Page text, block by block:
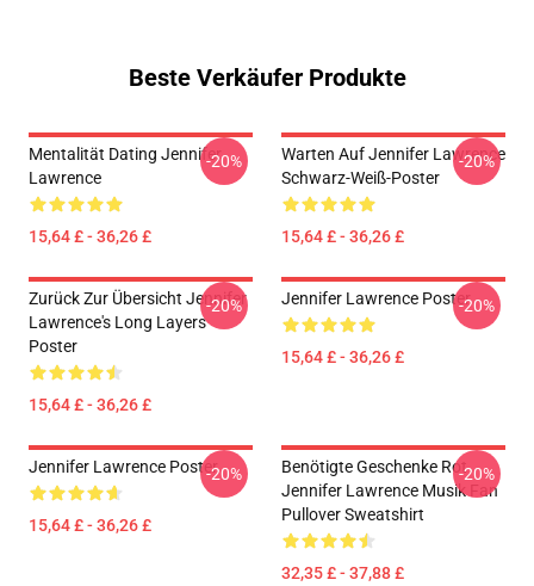
Beste Verkäufer Produkte
Mentalität Dating Jennifer
Lawrence
15,64 £ - 36,26 £
-20%
Warten Auf Jennifer Lawrence
Schwarz-Weiß-Poster
15,64 £ - 36,26 £
-20%
Zurück Zur Übersicht Jennifer
Lawrence's Long Layers
Poster
15,64 £ - 36,26 £
-20% Jennifer Lawrence Poster
15,64 £ - 36,26 £
-20%
Jennifer Lawrence Poster
15,64 £ - 36,26 £
-20%
Benötigte Geschenke Rot
Jennifer Lawrence Musik Fan
Pullover Sweatshirt
32,35 £ - 37,88 £
-20%